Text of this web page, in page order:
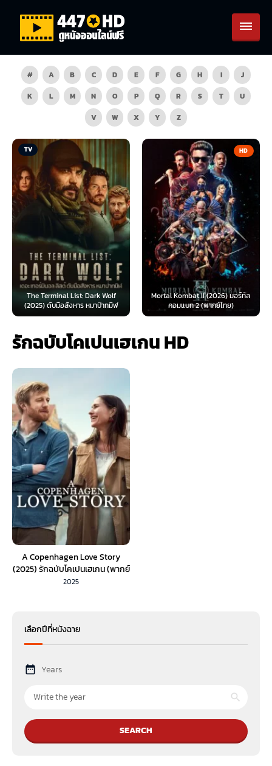
# A B C D E F G H I
J
K
L M N O P Q R S T
U
V
W X Y Z
TV
The Terminal List: Dark Wolf
(2025) ดับมือสังหาร หมาป่าทมิฬ
HD
Mortal Kombat II (2026) มอร์ทัล
คอมแบท 2 (พากย์ไทย)
รักฉบับโคเปนเฮเกน HD
A Copenhagen Love Story
(2025) รักฉบับโคเปนเฮเกน (พากย์
ไทย)
2025
เลือกปีที่หนังฉาย
Years
SEARCH